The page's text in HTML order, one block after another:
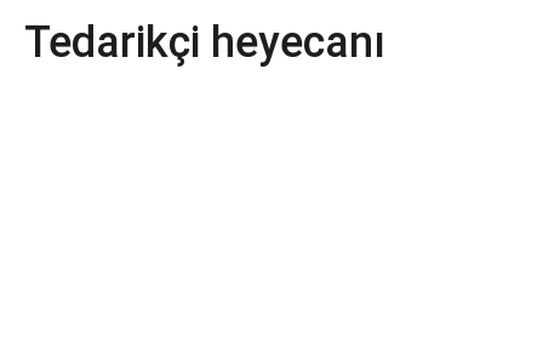
Tedarikçi heyecanı